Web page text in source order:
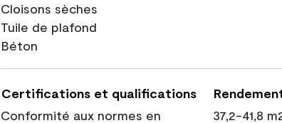
Cloisons sèches
Tuile de plafond
Béton
Certifications et qualifications
Conformité aux normes en
37,2-41,8